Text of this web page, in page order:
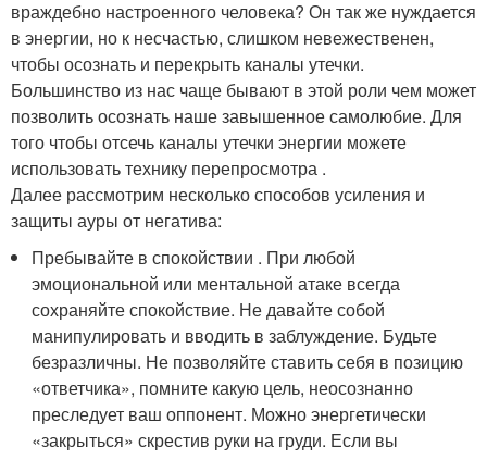
враждебно настроенного человека? Он так же нуждается
в энергии, но к несчастью, слишком невежественен,
чтобы осознать и перекрыть каналы утечки.
Большинство из нас чаще бывают в этой роли чем может
позволить осознать наше завышенное самолюбие. Для
того чтобы отсечь каналы утечки энергии можете
использовать технику перепросмотра .
Далее рассмотрим несколько способов усиления и
защиты ауры от негатива:
Пребывайте в спокойствии . При любой
эмоциональной или ментальной атаке всегда
сохраняйте спокойствие. Не давайте собой
манипулировать и вводить в заблуждение. Будьте
безразличны. Не позволяйте ставить себя в позицию
«ответчика», помните какую цель, неосознанно
преследует ваш оппонент. Можно энергетически
«закрыться» скрестив руки на груди. Если вы